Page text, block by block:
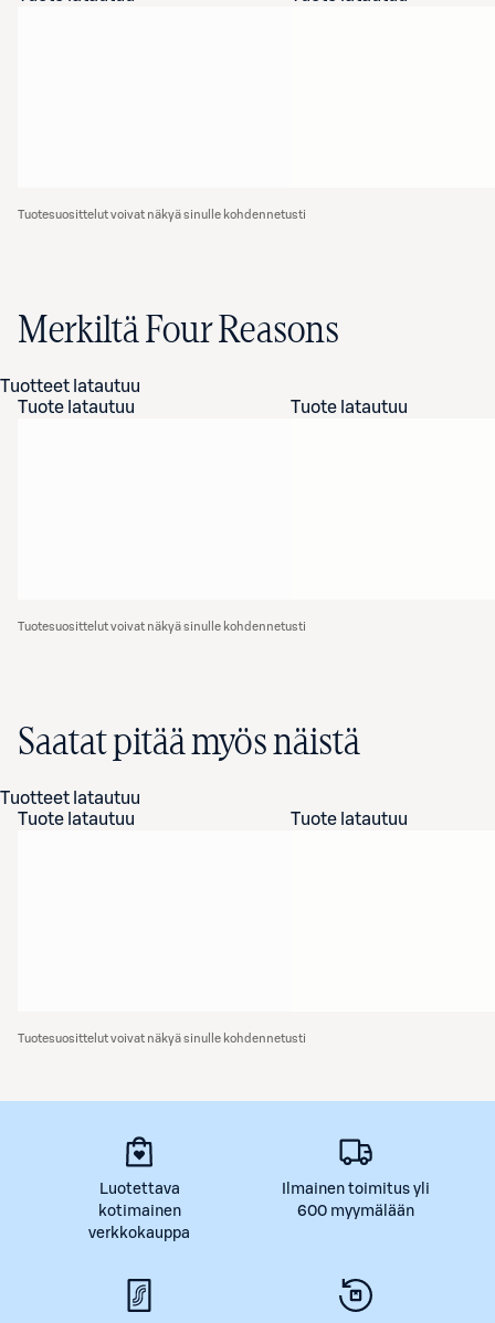
Tuotesuosittelut voivat näkyä sinulle kohdennetusti
Merkiltä Four Reasons
Tuotteet latautuu
Tuote latautuu
Tuote latautuu
Tuotesuosittelut voivat näkyä sinulle kohdennetusti
Saatat pitää myös näistä
Tuotteet latautuu
Tuote latautuu
Tuote latautuu
Tuotesuosittelut voivat näkyä sinulle kohdennetusti
Luotettava
kotimainen
verkkokauppa
Ilmainen toimitus yli
600 myymälään